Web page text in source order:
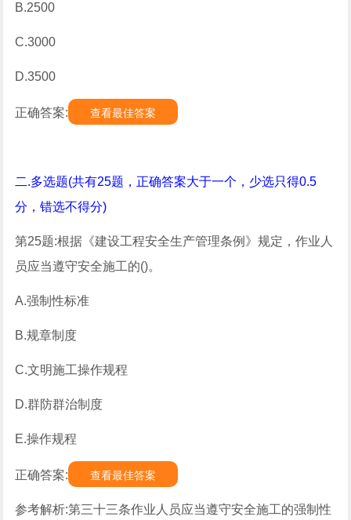
B.2500
C.3000
D.3500
正确答案: 查看最佳答案
二.多选题(共有25题，正确答案大于一个，少选只得0.5
分，错选不得分)
第25题:根据《建设工程安全生产管理条例》规定，作业人
员应当遵守安全施工的()。
A.强制性标准
B.规章制度
C.文明施工操作规程
D.群防群治制度
E.操作规程
正确答案: 查看最佳答案
参考解析:第三十三条作业人员应当遵守安全施工的强制性